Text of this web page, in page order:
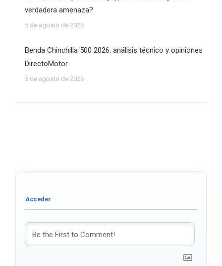
verdadera amenaza?
5 de agosto de 2026
Benda Chinchilla 500 2026, análisis técnico y opiniones
DirectoMotor
5 de agosto de 2026